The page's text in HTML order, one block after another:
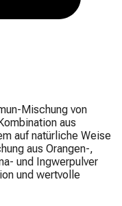
Mischung von
aus
auf natürliche Weise
aus Orangen-,
und Ingwerpulver
und wertvolle